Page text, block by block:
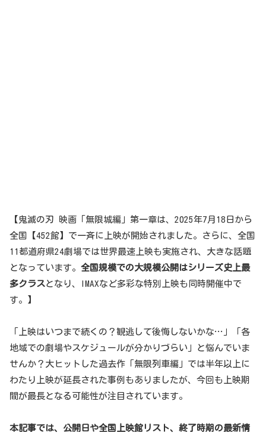
【鬼滅の刃 映画「無限城編」第一章は、2025年7月18日から
全国【452館】で一斉に上映が開始されました。さらに、全国
11都道府県24劇場では世界最速上映も実施され、大きな話題
となっています。 全国規模での大規模公開はシリーズ史上最
多クラスとなり、IMAXなど多彩な特別上映も同時開催中で
す。】
「上映はいつまで続くの？観逃して後悔しないかな…」「各
地域での劇場やスケジュールが分かりづらい」と悩んでいま
せんか？大ヒットした過去作「無限列車編」では半年以上に
わたり上映が延長された事例もありましたが、今回も上映期
間が最長となる可能性が注目されています。
本記事では、公開日や全国上映館リスト、終了時期の最新情